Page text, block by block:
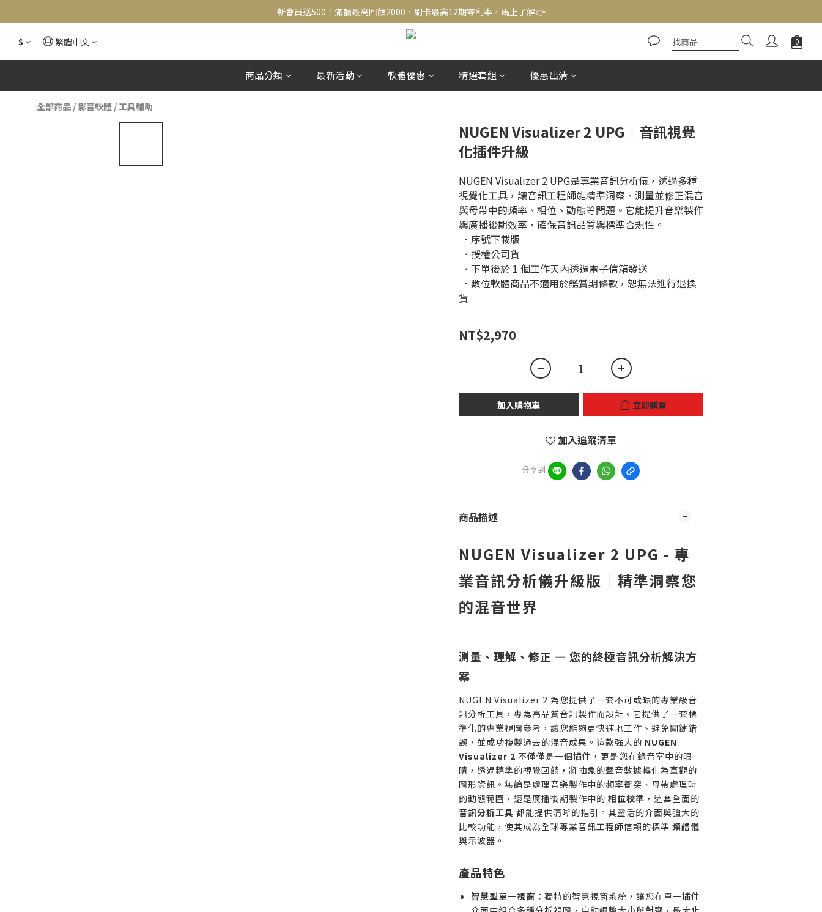
新會員送500！滿額最高回饋2000，刷卡最高12期零利率，馬上了解👉
結帳頁選zingala銀角零卡分期，輕鬆打包
新會員送500！滿額最高回饋2000，刷卡最高12期零利率，馬上了解👉
$ 繁體中文
商品分類 最新活動 軟體優惠 精選套組 優惠出清
全部商品 / 影音軟體 /工具輔助
NUGEN Visualizer 2 UPG｜音訊視覺
化插件升級
NUGEN Visualizer 2 UPG是專業音訊分析儀，透過多種
視覺化工具，讓音訊工程師能精準洞察、測量並修正混音
與母帶中的頻率、相位、動態等問題。它能提升音樂製作
與廣播後期效率，確保音訊品質與標準合規性。
．序號下載版
．授權公司貨
．下單後於 1 個工作天內透過電子信箱發送
貨
NT$2,970
加入購物車 立即購買
加入追蹤清單
分享到
商品描述
NUGEN Visualizer 2 UPG - 專
業音訊分析儀升級版｜精準洞察您
的混音世界
測量、理解、修正 — 您的終極音訊分析解決方
案
NUGEN Visualizer 2 為您提供了一套不可或缺的專業級音
訊分析工具，專為高品質音訊製作而設計。它提供了一套標
準化的專業視圖參考，讓您能夠更快速地工作、避免關鍵錯
誤，並成功複製過去的混音成果。這款強大的 NUGEN
Visualizer 2 不僅僅是一個插件，更是您在錄音室中的眼
睛，透過精準的視覺回饋，將抽象的聲音數據轉化為直觀的
圖形資訊。無論是處理音樂製作中的頻率衝突、母帶處理時
的動態範圍，還是廣播後期製作中的 相位校準 ，這套全面的
音訊分析工具 都能提供清晰的指引。其靈活的介面與強大的
比較功能，使其成為全球專業音訊工程師信賴的標準 頻譜儀
與示波器。
產品特色
智慧型單一視窗： 獨特的智慧視窗系統，讓您在單一插件
立即購買